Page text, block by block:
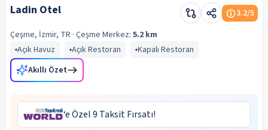
Ladin Otel 3.2/5
Çeşme, İzmir, TR · Çeşme Merkez: 5.2 km
Açık Havuz
Açık Restoran
Kapalı Restoran
Akıllı Özet
‘e Özel 9 Taksit Fırsatı!